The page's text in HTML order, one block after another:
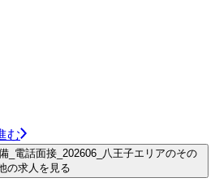
む
_電話面接_202606_八王子エリアのその
の求人を見る